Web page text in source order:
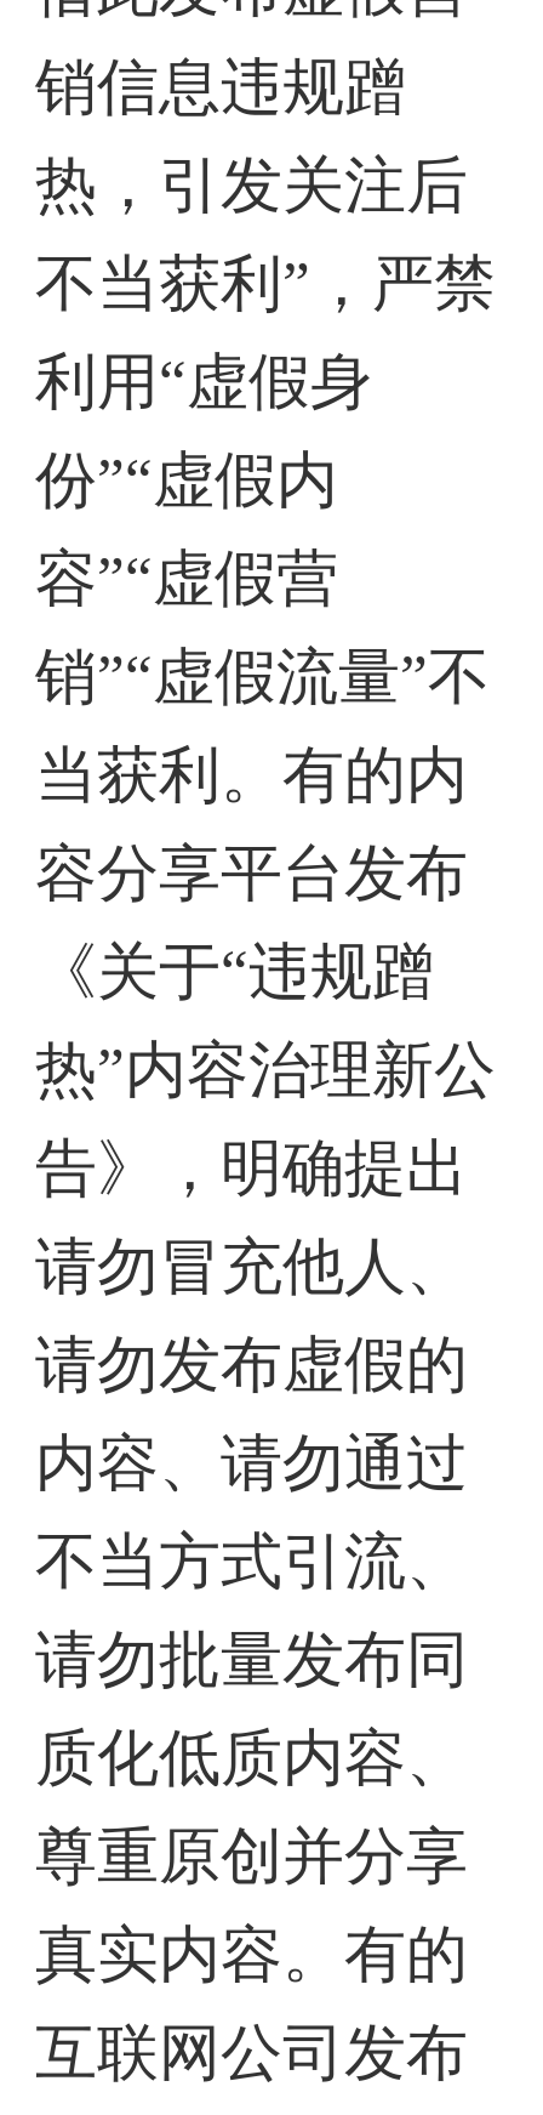
销信息违规蹭
热，引发关注后
不当获利”，严禁
利用“虚假身
份”“虚假内
容”“虚假营
销”“虚假流量”不
当获利。有的内
容分享平台发布
《关于“违规蹭
热”内容治理新公
告》，明确提出
请勿冒充他人、
请勿发布虚假的
内容、请勿通过
不当方式引流、
请勿批量发布同
质化低质内容、
尊重原创并分享
真实内容。有的
互联网公司发布